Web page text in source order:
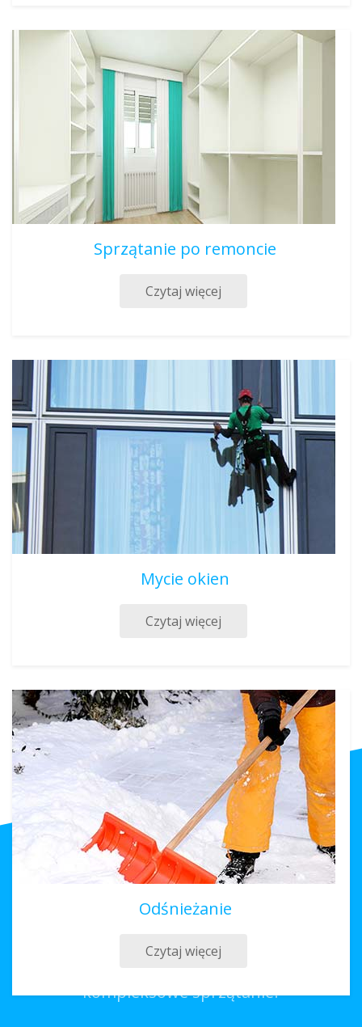
Sprzątanie po remoncie
Czytaj więcej
Mycie okien
Czytaj więcej
Odśnieżanie
Czytaj więcej
kompleksowe sprzątanie?